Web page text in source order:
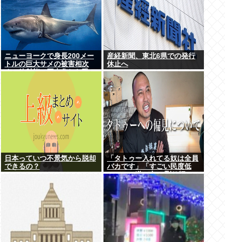
ニューヨークで身長200メー
トルの巨大サメの被害相次
ぐ、放射能で巨大化した恐
産経新聞、東北6県での発行
休止へ
日本っていつ不景気から脱却
できるの？
「タトゥー入れてる奴は全員
バカです」「すごい民度低
い」この道23年の彫り師
YouTuberの動画が話題